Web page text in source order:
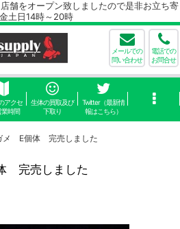
ープン致しましたので是非お立ち寄
日14時～20時
メールでの
問い合わせ
電話での
お問合せ
アクセ
時間
生体の買取及び
下取り
Twitter（最新情
報はこちら）
メ E個体 完売しました
完売しました